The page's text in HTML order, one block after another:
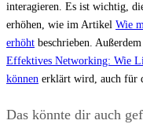
interagieren. Es ist wichtig,
erhöhen, wie im Artikel Wie
erhöht beschrieben.
Effektives Networking: Wie
können erklärt wird, auch für
Das könnte dir auch